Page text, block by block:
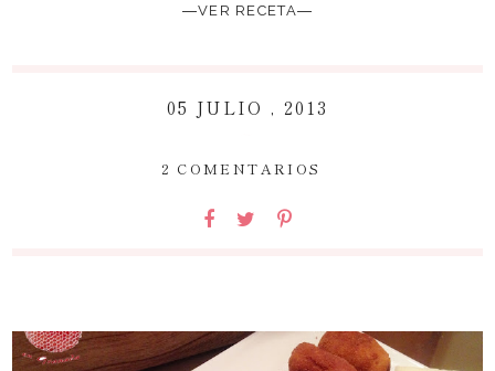
―VER RECETA―
05 JULIO , 2013
2 COMENTARIOS